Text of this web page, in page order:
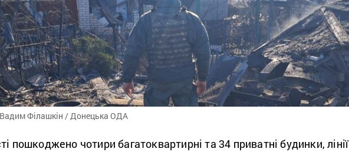
Філашкін / Донецька ОДА
пошкоджено чотири багатоквартирні та 34 приватні будинки, лінії